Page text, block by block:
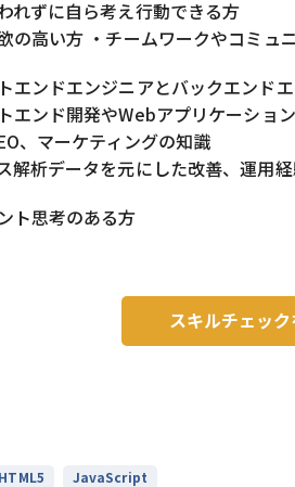
れずに自ら考え行動できる方
の高い方 ・チームワークやコミュ
エンドエンジニアとバックエンド
エンド開発やWebアプリケーショ
、マーケティングの知識
解析データを元にした改善、運用
ト思考のある方
スキルチェッ
HTML5 JavaScript